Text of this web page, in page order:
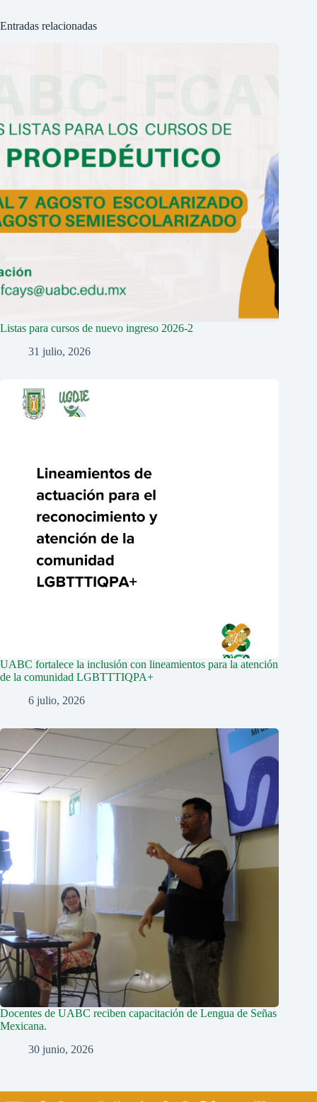
Entradas relacionadas
Listas para cursos de nuevo ingreso 2026-2
31 julio, 2026
UABC fortalece la inclusión con lineamientos para la atención
de la comunidad LGBTTTIQPA+
6 julio, 2026
Docentes de UABC reciben capacitación de Lengua de Señas
Mexicana.
30 junio, 2026